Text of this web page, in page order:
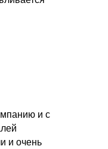
и с
и очень